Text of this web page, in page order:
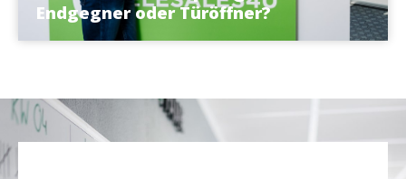
Endgegner oder Türöffner?